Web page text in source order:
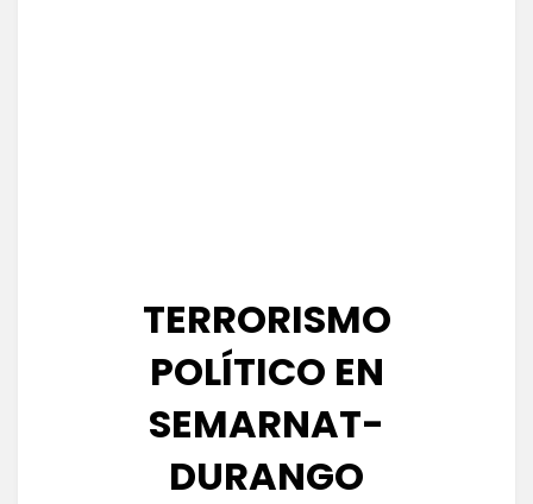
TERRORISMO
POLÍTICO EN
SEMARNAT-
DURANGO